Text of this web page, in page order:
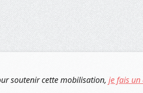
soutenir cette mobilisation,je fais un